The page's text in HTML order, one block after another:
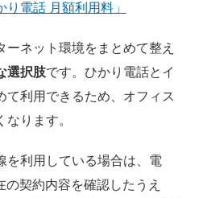
電話 月額利用料」
ーネット環境をまとめて整え
選択肢です。ひかり電話とイ
て利用できるため、オフィス
ります。
を利用している場合は、電
契約内容を確認したうえ